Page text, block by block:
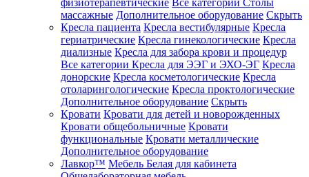
физиотерапевтические Все категории Столы
массажные Дополнительное оборудование Скрыть
Кресла пациента Кресла вестибулярные Кресла
гериатрические Кресла гинекологические Кресла
диализные Кресла для забора крови и процедур
Все категории Кресла для ЭЭГ и ЭХО-ЭГ Кресла
донорские Кресла косметологические Кресла
отоларингологические Кресла проктологические
Дополнительное оборудование Скрыть
Кровати Кровати для детей и новорожденных
Кровати общебольничные Кровати
функциональные Кровати металлические
Дополнительное оборудование
Лавкор™ Мебель Белая для кабинета